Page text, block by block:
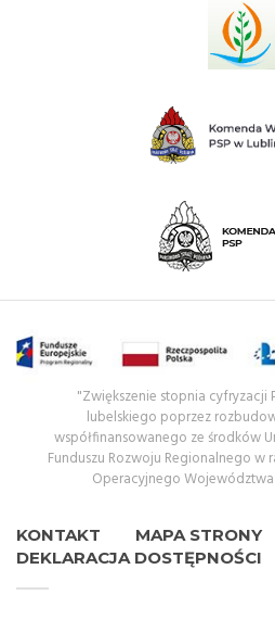
KONTAKT
MAPA STRONY
DEKLARACJA DOSTĘPNOŚCI
"Zwiększenie stopnia cyfryzacji
lubelskiego poprzez
współfinansowanego ze środków
Funduszu Rozwoju Regionalnego
Operacyjnego